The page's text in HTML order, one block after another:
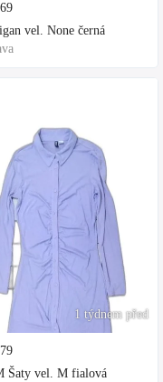
vel. None černá
1 týdnem před
Šaty vel. M fialová